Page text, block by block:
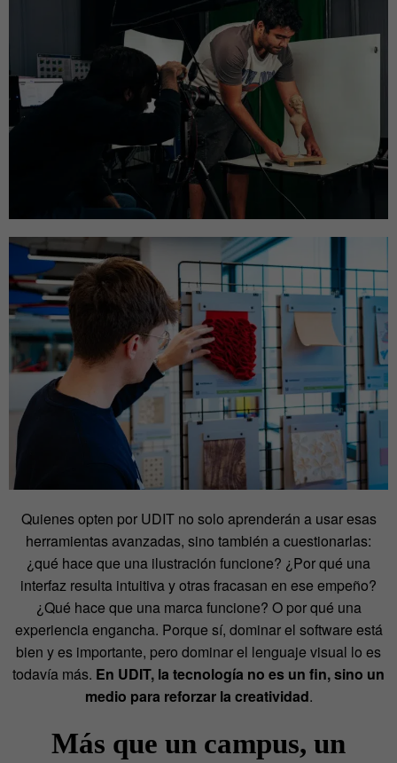
Quienes opten por UDIT no solo aprenderán a usar esas
herramientas avanzadas, sino también a cuestionarlas:
¿qué hace que una ilustración funcione? ¿Por qué una
interfaz resulta intuitiva y otras fracasan en ese empeño?
¿Qué hace que una marca funcione? O por qué una
experiencia engancha. Porque sí, dominar el software está
bien y es importante, pero dominar el lenguaje visual lo es
todavía más. En UDIT, la tecnología no es un fin, sino un
medio para reforzar la creatividad.
Más que un campus, un